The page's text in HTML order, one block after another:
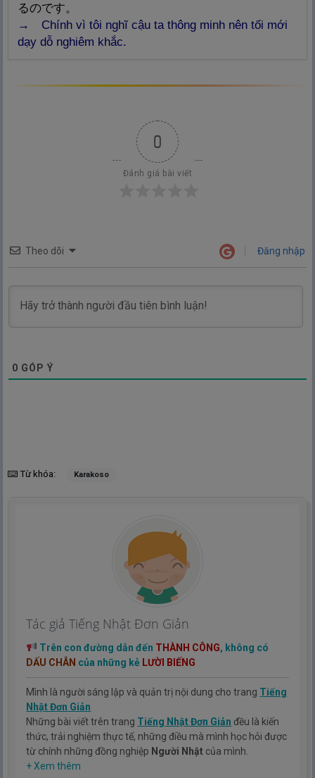
るのです。
→ Chính vì tôi nghĩ cậu ta thông minh nên tối mới
dạy dỗ nghiêm khắc.
0
Đánh giá bài viết
Theo dõi Đăng nhập
0 GÓP Ý
Từ khóa: Karakoso
Tác giả Tiếng Nhật Đơn Giản
Trên con đường dẫn đến THÀNH CÔNG, không có
DẤU CHÂN của những kẻ LƯỜI BIẾNG
Mình là người sáng lập và quản trị nội dung cho trang Tiếng
Nhật Đơn Giản
Những bài viết trên trang Tiếng Nhật Đơn Giản đều là kiến
thức, trải nghiệm thực tế, những điều mà mình học hỏi được
từ chính những đồng nghiệp Người Nhật của mình.
Hy vọng rằng kinh nghiệm mà mình có được sẽ giúp các bạn
+ Xem thêm